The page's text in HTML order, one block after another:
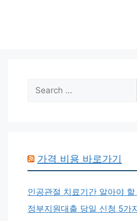
Search
for:
가격 비용 바로가기
인공관절 치료기간 알아야 할
정부지원대출 당일 신청 5가